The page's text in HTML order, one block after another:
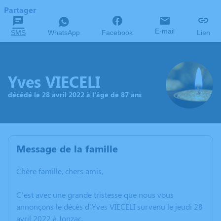
Partager
SMS WhatsApp Facebook E-mail Lien
Yves VIECELI
décédé le 28 avril 2022 à l'âge de 87 ans
Message de la famille
Chère famille, chers amis,
C’est avec une grande tristesse que nous vous
annonçons le décès d’Yves VIECELI survenu le jeudi 28
avril 2022 à Jonzac.